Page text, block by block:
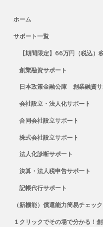
ホーム
サポート一覧
【期間限定】66万円（税込）
創業融資サポート
日本政策金融公庫 創業融資サ
会社設立・法人化サポート
合同会社設立サポート
株式会社設立サポート
法人化診断サポート
決算・法人税申告サポート
記帳代行サポート
（新機能）償還能力簡易チェッ
１クリックでその場で分かる！